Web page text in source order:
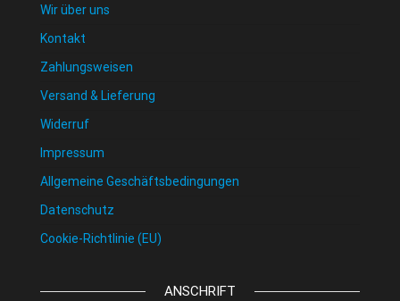
Wir über uns
Kontakt
Zahlungsweisen
Versand & Lieferung
Widerruf
Impressum
Allgemeine Geschäftsbedingungen
Datenschutz
Cookie-Richtlinie (EU)
ANSCHRIFT